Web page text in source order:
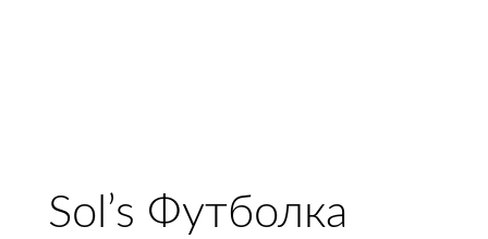
Sol’s Футболка